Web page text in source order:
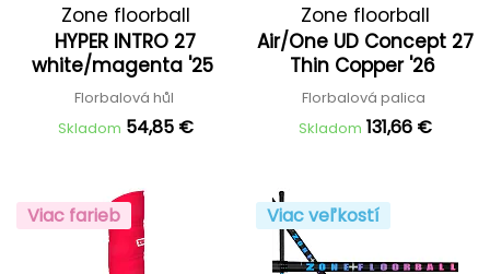
Zone floorball
HYPER INTRO 27
white/magenta '25
Florbalová hůl
Skladom 54,85 €
Zone floorball
Air/One UD Concept 27
Thin Copper '26
Florbalová palica
Skladom 131,66 €
Viac farieb Viac veľkostí